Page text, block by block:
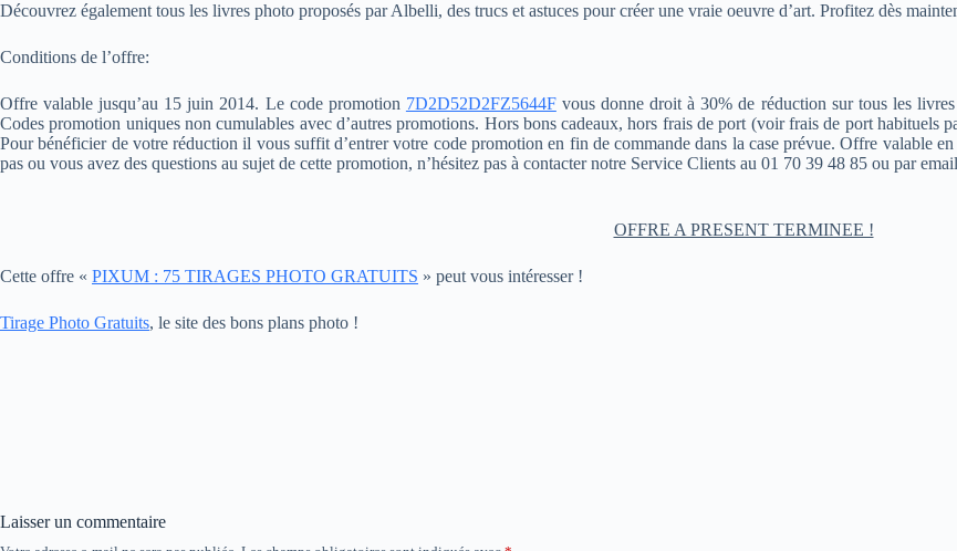
Découvrez également tous les livres photo proposés par Albelli, des trucs et astuces pour créer une vraie oeuvre d’art. Profitez dès
Conditions de l’offre:
Offre valable jusqu’au 15 juin 2014. Le code promotion 7D2D52D2FZ5644Fvous donne droit à 30% de réduction sur tous les
Codes promotion uniques non cumulables avec d’autres promotions. Hors bons cadeaux, hors frais de port (voir frais de port habituels
Pour bénéficier de votre réduction il vous suffit d’entrer votre code promotion en fin de commande dans la case prévue. Offre valable
pas ou vous avez des questions au sujet de cette promotion, n’hésitez pas à contacter notre Service Clients au 01 70 39 48 85 ou par
OFFRE A PRESENT TERMINEE !
Cette offre « PIXUM : 75 TIRAGES PHOTO GRATUITS » peut vous intéresser !
Tirage Photo Gratuits, le site des bons plans photo !
Laisser un commentaire